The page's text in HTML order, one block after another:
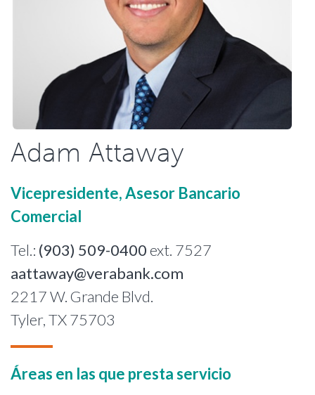
Adam Attaway
Vicepresidente, Asesor Bancario
Comercial
Tel.: (903) 509-0400 ext. 7527
aattaway@verabank.com
2217 W. Grande Blvd.
Tyler, TX 75703
Áreas en las que presta servicio